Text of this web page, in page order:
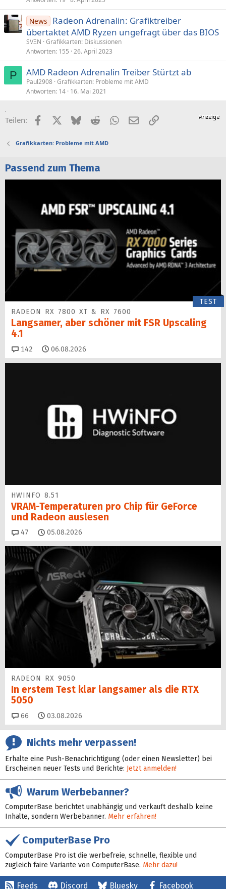
News
Radeon Adrenalin: Grafiktreiber
übertaktet AMD Ryzen ungefragt über das BIOS
SVΞN Grafikkarten: Diskussionen
Antworten 155 26. April 2023
P AMD Radeon Adrenalin Treiber Stürtzt ab
Paul2908 Grafikkarten: Probleme mit AMD
Antworten 14 16. Mai 2021
Teilen: FacebookX (Twitter)
BlueskyRedditWhatsApp
E-MailLink
Grafikkarten: Probleme mit AMD
Passend zum Thema
TEST
RADEON RX 7800 XT & RX 7600
Langsamer, aber schöner mit FSR Upscaling
4.1
142 Kommentare
06.08.2026
HWINFO 8.51
VRAM-Temperaturen pro Chip für GeForce
und Radeon auslesen
47 Kommentare
05.08.2026
RADEON RX 9050
In erstem Test klar langsamer als die RTX
5050
66 Kommentare
03.08.2026
Nichts mehr verpassen!
Erhalte eine Push-Benachrichtigung (oder einen Newsletter) bei
Erscheinen neuer Tests und Berichte: Jetzt anmelden!
Warum Werbebanner?
ComputerBase berichtet unabhängig und verkauft deshalb keine
Inhalte, sondern Werbebanner. Mehr erfahren!
ComputerBase Pro
ComputerBase Pro ist die werbefreie, schnelle, flexible und
zugleich faire Variante von ComputerBase. Mehr dazu!
Feeds Discord Bluesky Facebook